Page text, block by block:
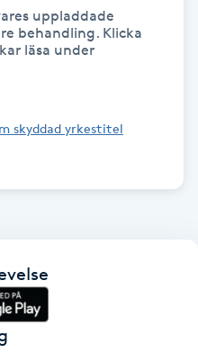
uppladdade
behandling. Klicka
läsa under
skyddad yrkestitel